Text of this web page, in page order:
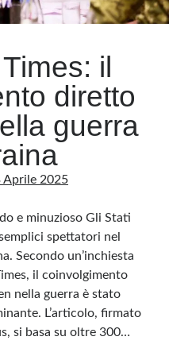
un prodotto editoriale ai
non è responsabile di quanto
Saranno comunque cancellati quelli
di terzi, di genere spam,
al rispetto delle norme sulla
sono tratte da Internet e, pertanto,
pubblicazione violasse eventuali
a info[at]dinovalle.it e saranno
è responsabile dei siti collegati
soggetto a variazioni nel tempo.
il
diretto
guerra
Aprile 2025
e minuzioso Gli Stati
spettatori nel
Secondo un’inchiesta
il coinvolgimento
nella guerra è stato
L’articolo, firmato
si basa su oltre 300…